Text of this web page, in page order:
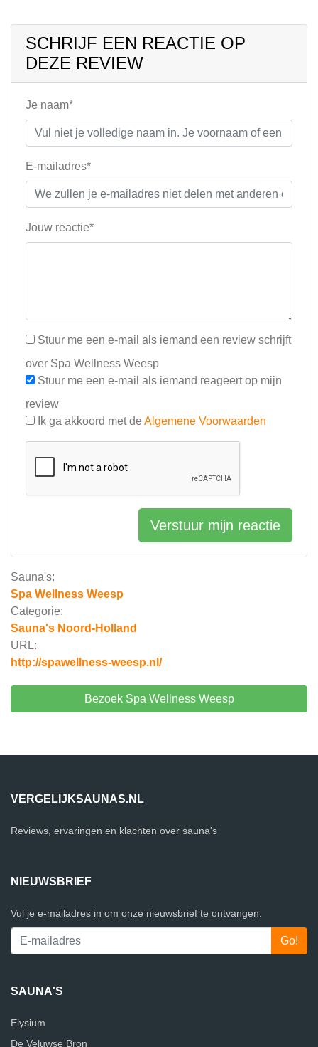
Sauna's:
Spa Wellness Weesp
Categorie:
Sauna's Noord-Holland
URL:
http://spawellness-weesp.nl/
Bezoek Spa Wellness Weesp
SCHRIJF EEN REACTIE OP
DEZE REVIEW
Je naam*
E-mailadres*
Jouw reactie*
Stuur me een e-mail als iemand een review schrijft
over Spa Wellness Weesp
Stuur me een e-mail als iemand reageert op mijn
review
Ik ga akkoord met de Algemene Voorwaarden
Verstuur mijn reactie
VERGELIJKSAUNAS.NL
Reviews, ervaringen en klachten over sauna's
NIEUWSBRIEF
Vul je e-mailadres in om onze nieuwsbrief te ontvangen.
SAUNA'S
Elysium
De Veluwse Bron